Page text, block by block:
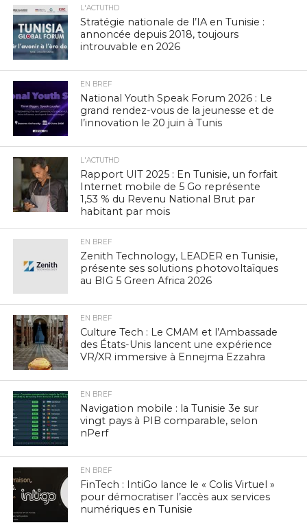
L'ACTUTHD
Stratégie nationale de l’IA en Tunisie :
annoncée depuis 2018, toujours
introuvable en 2026
EN BREF
National Youth Speak Forum 2026 : Le
grand rendez-vous de la jeunesse et de
l’innovation le 20 juin à Tunis
L'ACTUTHD
Rapport UIT 2025 : En Tunisie, un forfait
Internet mobile de 5 Go représente
1,53 % du Revenu National Brut par
habitant par mois
EN BREF
Zenith Technology, LEADER en Tunisie,
présente ses solutions photovoltaïques
au BIG 5 Green Africa 2026
EN BREF
Culture Tech : Le CMAM et l’Ambassade
des États-Unis lancent une expérience
VR/XR immersive à Ennejma Ezzahra
EN BREF
Navigation mobile : la Tunisie 3e sur
vingt pays à PIB comparable, selon
nPerf
EN BREF
FinTech : IntiGo lance le « Colis Virtuel »
pour démocratiser l’accès aux services
numériques en Tunisie